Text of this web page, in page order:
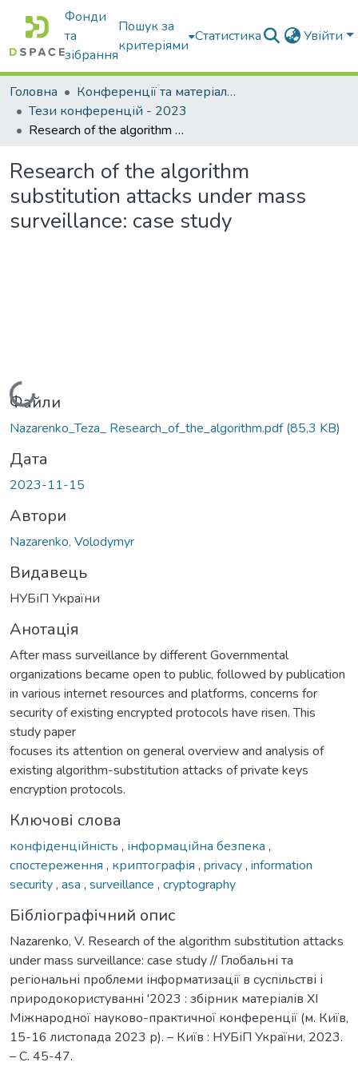
Фонди
та
зібрання
Пошук за
критеріями
Статистика Увійти
Головна
Конференції та матеріали конференцій
Тези конференцій - 2023
Research of the algorithm substitution attacks under mass surveillance: case study
Research of the algorithm
substitution attacks under mass
surveillance: case study
Вантажиться...
Файли
Nazarenko_Teza_ Research_of_the_algorithm.pdf(85,3 KB)
Дата
2023-11-15
Автори
Nazarenko, Volodymyr
Видавець
НУБіП України
Анотація
After mass surveillance by different Governmental
organizations became open to public, followed by publication
in various internet resources and platforms, concerns for
security of existing encrypted protocols have risen. This
study paper
focuses its attention on general overview and analysis of
existing algorithm-substitution attacks of private keys
encryption protocols.
Ключові слова
конфіденційність , інформаційна безпека ,
спостереження , криптографія , privacy, information
security, asa , surveillance , cryptography
Бібліографічний опис
Nazarenko, V. Research of the algorithm substitution attacks
under mass surveillance: case study // Глобальні та
регіональні проблеми інформатизації в суспільстві і
природокористуванні '2023 : збірник матеріалів XI
Міжнародної науково-практичної конференції (м. Київ,
15-16 листопада 2023 р). – Київ : НУБіП України, 2023.
– С. 45-47.